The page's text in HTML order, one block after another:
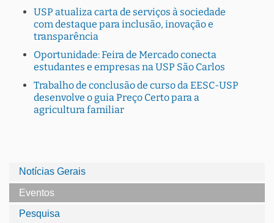
USP atualiza carta de serviços à sociedade
com destaque para inclusão, inovação e
transparência
Oportunidade: Feira de Mercado conecta
estudantes e empresas na USP São Carlos
Trabalho de conclusão de curso da EESC-USP
desenvolve o guia Preço Certo para a
agricultura familiar
Notícias Gerais
Eventos
Pesquisa